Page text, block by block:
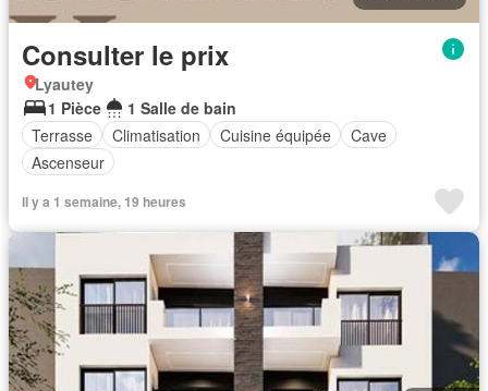
Consulter le prix
Lyautey
1 Pièce
1 Salle de bain
Terrasse
Climatisation Cuisine équipée
Cave
Ascenseur
Il y a 1 semaine, 19 heures